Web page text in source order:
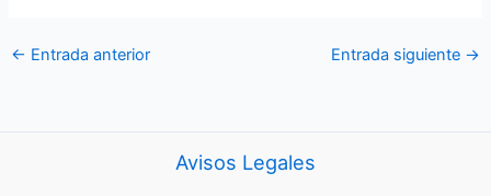
← Entrada anterior Entrada siguiente →
Avisos Legales